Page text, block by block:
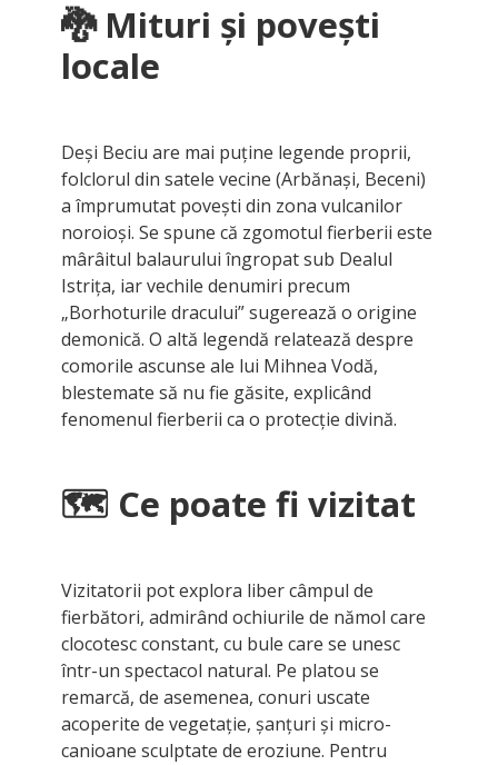
🐉 Mituri și povești
locale
Deși Beciu are mai puține legende proprii,
folclorul din satele vecine (Arbănași, Beceni)
a împrumutat povești din zona vulcanilor
noroioși. Se spune că zgomotul fierberii este
mârâitul balaurului îngropat sub Dealul
Istrița, iar vechile denumiri precum
„Borhoturile dracului” sugerează o origine
demonică. O altă legendă relatează despre
comorile ascunse ale lui Mihnea Vodă,
blestemate să nu fie găsite, explicând
fenomenul fierberii ca o protecție divină.
🗺️ Ce poate fi vizitat
Vizitatorii pot explora liber câmpul de
fierbători, admirând ochiurile de nămol care
clocotesc constant, cu bule care se unesc
într-un spectacol natural. Pe platou se
remarcă, de asemenea, conuri uscate
acoperite de vegetație, șanțuri și micro-
canioane sculptate de eroziune. Pentru